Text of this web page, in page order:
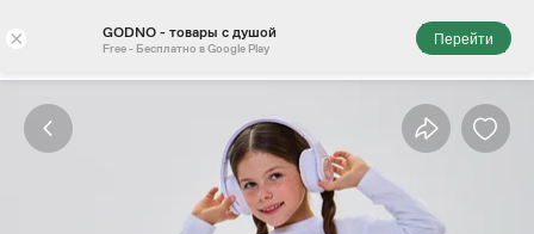
× GODNO - товары с душой
Free - Бесплатно в Google Play
Перейти